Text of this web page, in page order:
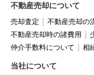
不動産売却について
売却査定 不動産売却の
不動産売却時の諸費用
仲介手数料について
相
当社について